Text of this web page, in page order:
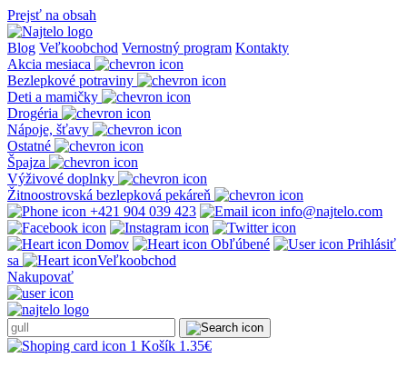
Prejsť na obsah
Blog Veľkoobchod Vernostný program Kontakty
Akcia mesiaca
Bezlepkové potraviny
Deti a mamičky
Drogéria
Nápoje, šťavy
Ostatné
Špajza
Výživové doplnky
Žitnoostrovská bezlepková pekáreň
+421 904 039 423
info@najtelo.com
Domov Obľúbené
Prihlásiť
sa
Veľkoobchod
Nakupovať
1 Košík 1.35€